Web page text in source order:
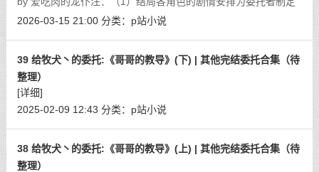
尾声 经过之前的几番波折后，冰凌重创魔王，摆脱控制重
2026-03-15 21:00 分类： p站小说
39 给牧犬丶的委托:《哥哥的教导》(下) | 其他完结委托合集（待
整理）
[详细]
2025-02-09 12:43 分类： p站小说
38 给牧犬丶的委托:《哥哥的教导》(上) | 其他完结委托合集（待
整理）